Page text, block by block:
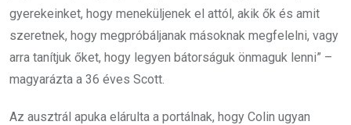
gyerekeinket, hogy meneküljenek el attól, akik ők és amit
szeretnek, hogy megpróbáljanak másoknak megfelelni, vagy
arra tanítjuk őket, hogy legyen bátorságuk önmaguk lenni” –
magyarázta a 36 éves Scott.
Az ausztrál apuka elárulta a portálnak, hogy Colin ugyan